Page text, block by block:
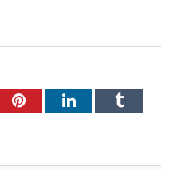
PinterestLinkedInTumblr